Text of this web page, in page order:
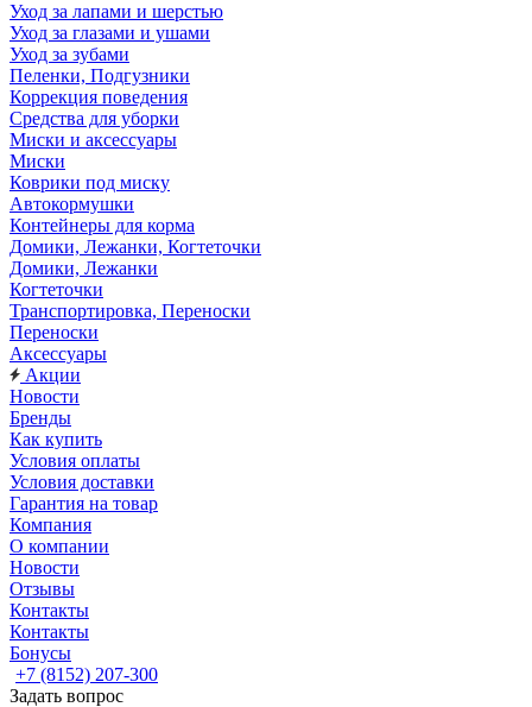
Уход за лапами и шерстью
Уход за глазами и ушами
Уход за зубами
Пеленки, Подгузники
Коррекция поведения
Средства для уборки
Миски и аксессуары
Миски
Коврики под миску
Автокормушки
Контейнеры для корма
Домики, Лежанки, Когтеточки
Домики, Лежанки
Когтеточки
Транспортировка, Переноски
Переноски
Аксессуары
Акции
Новости
Бренды
Как купить
Условия оплаты
Условия доставки
Гарантия на товар
Компания
О компании
Новости
Отзывы
Контакты
Контакты
Бонусы
+7 (8152) 207-300
Задать вопрос